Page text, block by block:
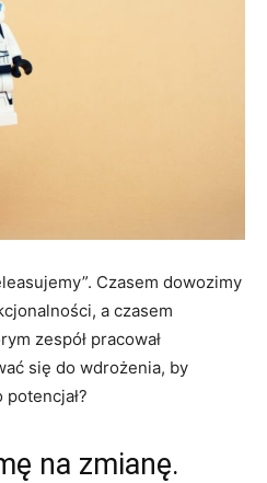
Czasem dowozimy
a czasem
zespół pracował
się do wdrożenia, by
na zmianę.